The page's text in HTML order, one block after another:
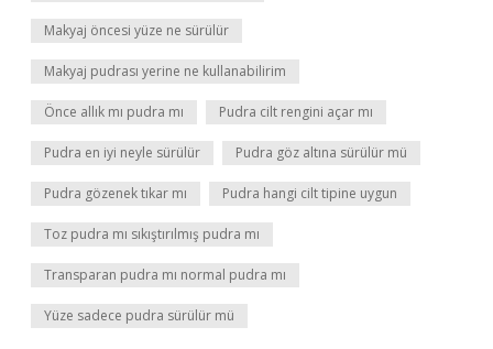
Makyaj öncesi yüze ne sürülür
Makyaj pudrası yerine ne kullanabilirim
Önce allık mı pudra mı Pudra cilt rengini açar mı
Pudra en iyi neyle sürülür Pudra göz altına sürülür mü
Pudra gözenek tıkar mı Pudra hangi cilt tipine uygun
Toz pudra mı sıkıştırılmış pudra mı
Transparan pudra mı normal pudra mı
Yüze sadece pudra sürülür mü